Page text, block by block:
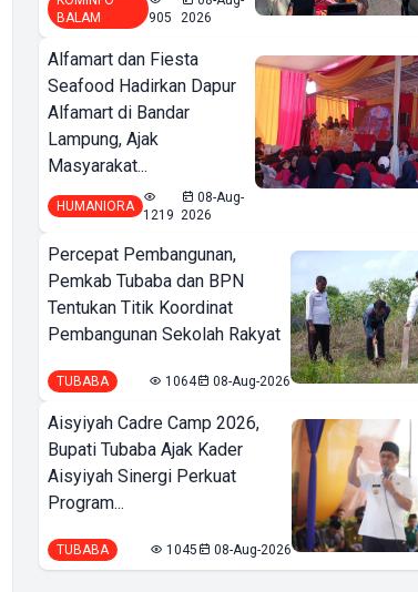
BALAM
905
2026
Alfamart dan Fiesta
Seafood Hadirkan Dapur
Alfamart di Bandar
Lampung, Ajak
Masyarakat...
HUMANIORA
1219
08-Aug-
2026
Percepat Pembangunan,
Pemkab Tubaba dan BPN
Tentukan Titik Koordinat
Pembangunan Sekolah Rakyat
TUBABA 1064 08-Aug-2026
Aisyiyah Cadre Camp 2026,
Bupati Tubaba Ajak Kader
Aisyiyah Sinergi Perkuat
Program...
TUBABA 1045 08-Aug-2026